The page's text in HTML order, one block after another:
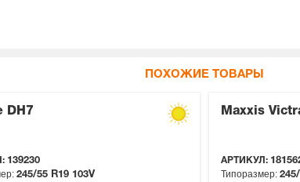
ПОХОЖИЕ ТОВАРЫ
DH7
139230
245/55 R19 103V
Maxxis
АРТИКУЛ:
Типоразмер: